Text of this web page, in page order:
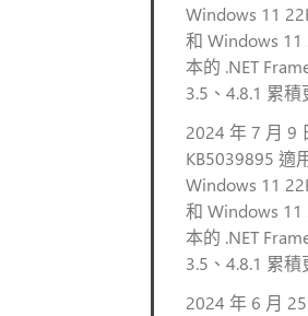
Windows 11
和 Windows 11
本的 .NET
3.5、4.8.1 累
2024 年 7 月 9
KB5039895 適
Windows 11
和 Windows 11
本的 .NET
3.5、4.8.1 累積
2024 年 6 月